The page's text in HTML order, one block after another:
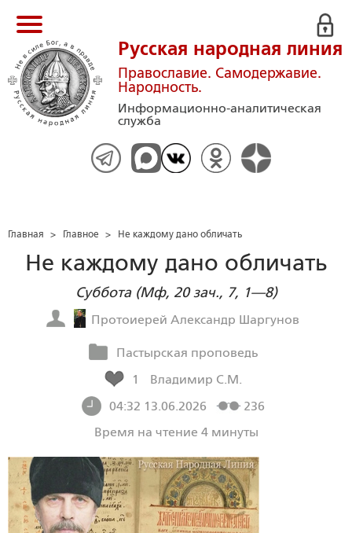
Русская народная линия
Православие. Самодержавие.
Народность.
Информационно-аналитическая
служба
Главная > Главное > Не каждому дано обличать
Не каждому дано обличать
Суббота (Мф, 20 зач., 7, 1—8)
Протоиерей Александр Шаргунов
Пастырская проповедь
1
Владимир С.М.
04:32 13.06.2026
236
Время на чтение 4 минуты